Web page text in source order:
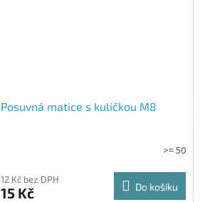
Posuvná matice s kuličkou M8
>= 50
12 Kč bez DPH
15 Kč Do košíku